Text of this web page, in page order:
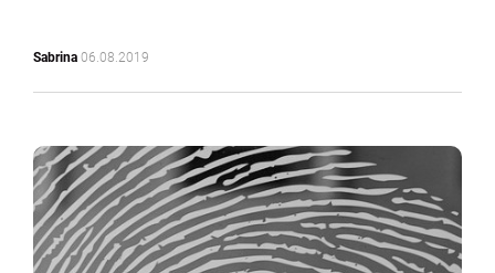
Sabrina 06.08.2019